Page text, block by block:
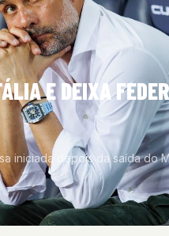
E DEIXA
iniciada depois da saída do